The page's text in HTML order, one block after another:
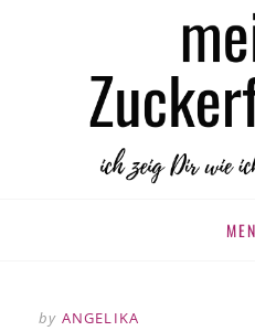
MEINE
zuckerfrei leben
by ANGELIKA